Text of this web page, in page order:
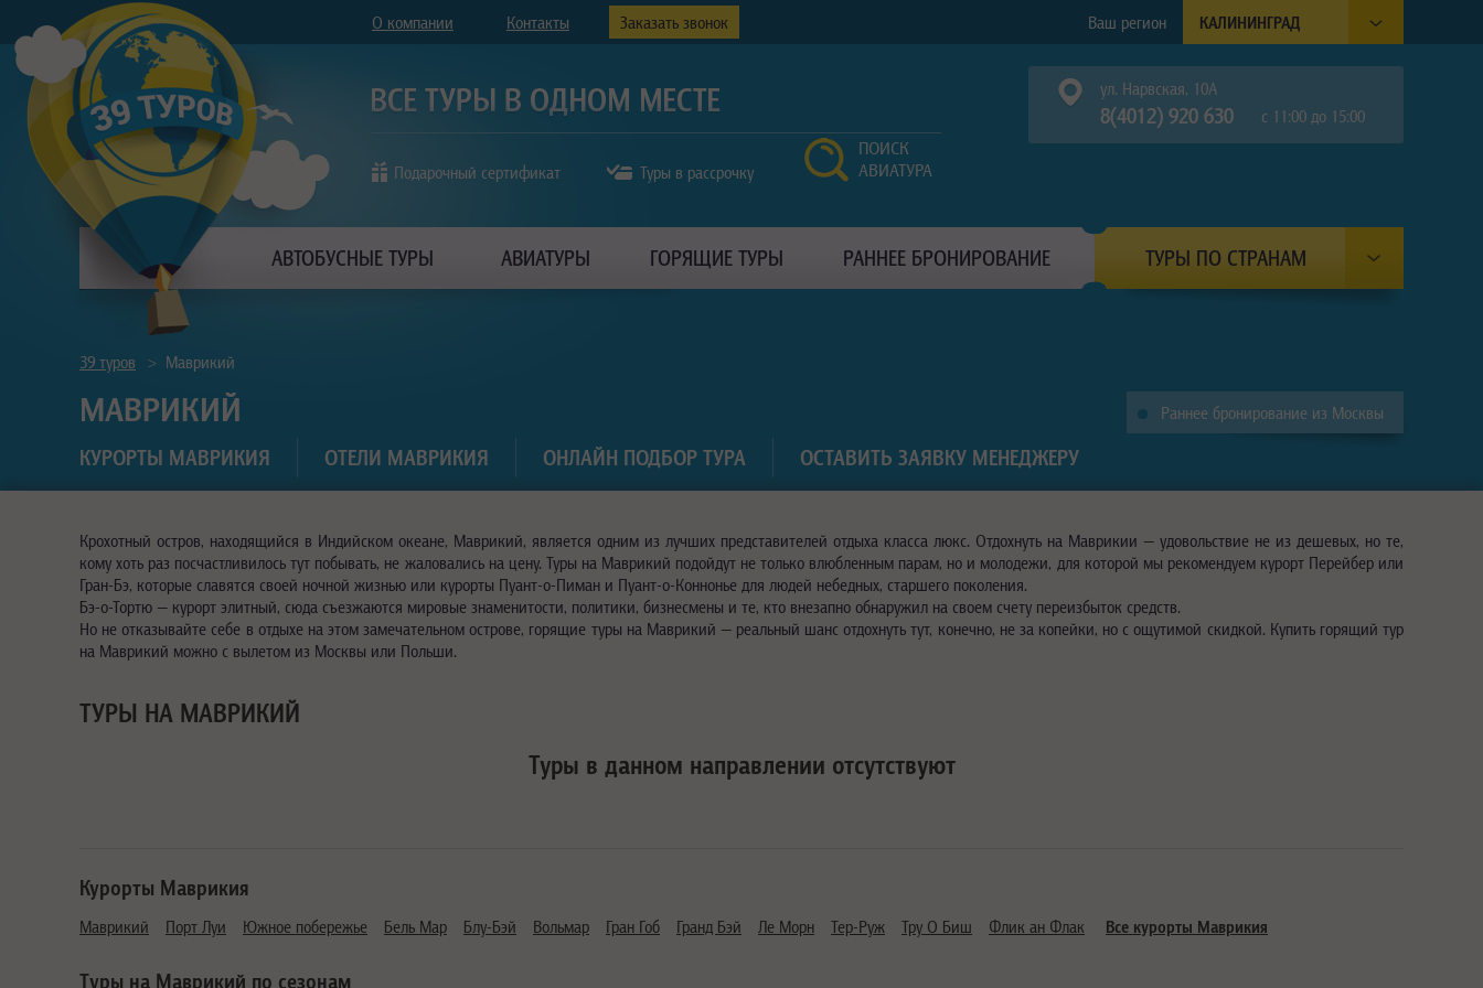
О компании Контакты Заказать звонок КАЛИНИНГРАД
Ваш регион
ТУРЫ ПО СТРАНАМ
Подарочный сертификат Туры в рассрочку
ПОИСК
АВИАТУРА
ул. Нарвская, 10А
с 11:00 до 15:00
8(4012) 920 630
АВТОБУСНЫЕ ТУРЫ АВИАТУРЫ ГОРЯЩИЕ ТУРЫ РАННЕЕ БРОНИРОВАНИЕ
39 туров > Маврикий
МАВРИКИЙ Раннее бронирование из Москвы
КУРОРТЫ МАВРИКИЯ ОТЕЛИ МАВРИКИЯ ОНЛАЙН ПОДБОР ТУРА ОСТАВИТЬ ЗАЯВКУ МЕНЕДЖЕРУ
Крохотный остров, находящийся в Индийском океане, Маврикий, является одним из лучших представителей отдыха класса люкс. Отдохнуть на Маврикии — удовольствие не из дешевых, но те,
кому хоть раз посчастливилось тут побывать, не жаловались на цену. Туры на Маврикий подойдут не только влюбленным парам, но и молодежи, для которой мы рекомендуем курорт Перейбер или
Гран-Бэ, которые славятся своей ночной жизнью или курорты Пуант-о-Пиман и Пуант-о-Коннонье для людей небедных, старшего поколения.
Бэ-о-Тортю — курорт элитный, сюда съезжаются мировые знаменитости, политики, бизнесмены и те, кто внезапно обнаружил на своем счету переизбыток средств.
Но не отказывайте себе в отдыхе на этом замечательном острове, горящие туры на Маврикий — реальный шанс отдохнуть тут, конечно, не за копейки, но с ощутимой скидкой. Купить горящий тур
на Маврикий можно с вылетом из Москвы или Польши.
ТУРЫ НА МАВРИКИЙ
Туры в данном направлении отсутствуют
Курорты Маврикия
Маврикий Порт Луи Южное побережье Бель Мар Блу-Бэй Вольмар Гран Гоб Гранд Бэй Ле Морн Тер-Руж Тру О Биш Флик ан Флак Все курорты Маврикия
Туры на Маврикий по сезонам